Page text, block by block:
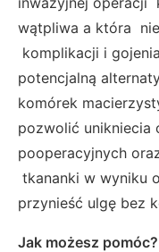
wątpliwa a która
komplikacji i
potencjalną
komórek
pozwolić unikniecia
pooperacyjnych
tkananki w wyniku
przynieść ulgę bez
Jak możesz pomóc?